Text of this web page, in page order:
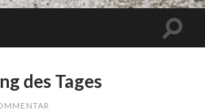
des Tages